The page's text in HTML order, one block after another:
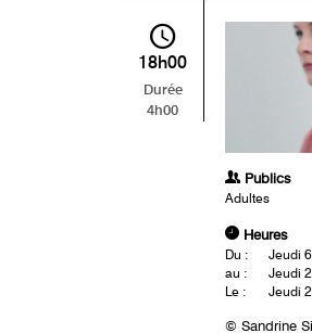
18h00
Durée
4h00
Publics
Adultes
Heures
Du :
Jeudi
au :
Jeudi
Le :
Jeudi
© Sandrine